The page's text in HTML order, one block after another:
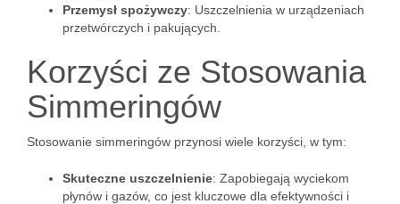
Przemysł spożywczy: Uszczelnienia w urządzeniach
przetwórczych i pakujących.
Korzyści ze Stosowania
Simmeringów
Stosowanie simmeringów przynosi wiele korzyści, w tym:
Skuteczne uszczelnienie: Zapobiegają wyciekom
płynów i gazów, co jest kluczowe dla efektywności i